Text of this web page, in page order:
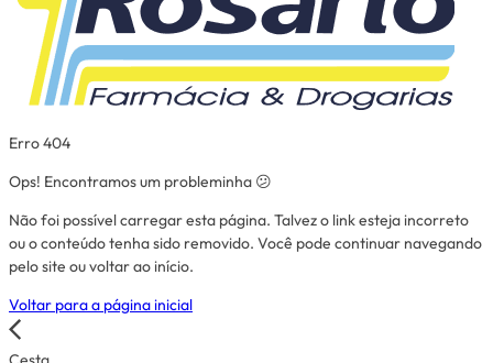
Erro 404
Ops! Encontramos um probleminha 😕
Não foi possível carregar esta página. Talvez o link esteja incorreto
ou o conteúdo tenha sido removido. Você pode continuar navegando
pelo site ou voltar ao início.
Voltar para a página inicial